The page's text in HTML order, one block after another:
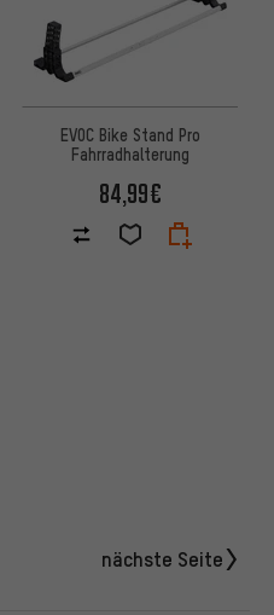
auf 4 Bewertungen
EVOC Bike Stand Pro
Fahrradhalterung
84,99€
nächste Seite